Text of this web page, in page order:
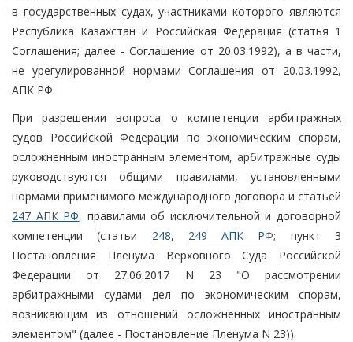
в государственных судах, участниками которого являются
Республика Казахстан и Российская Федерация (статья 1
Соглашения; далее - Соглашение от 20.03.1992), а в части,
не урегулированной нормами Соглашения от 20.03.1992,
АПК РФ.
При разрешении вопроса о компетенции арбитражных
судов Российской Федерации по экономическим спорам,
осложненным иностранным элементом, арбитражные суды
руководствуются общими правилами, установленными
нормами применимого международного договора и статьей
247 АПК РФ, правилами об исключительной и договорной
компетенции (статьи 248, 249 АПК РФ; пункт 3
Постановления Пленума Верховного Суда Российской
Федерации от 27.06.2017 N 23 "О рассмотрении
арбитражными судами дел по экономическим спорам,
возникающим из отношений осложненных иностранным
элементом" (далее - Постановление Пленума N 23)).